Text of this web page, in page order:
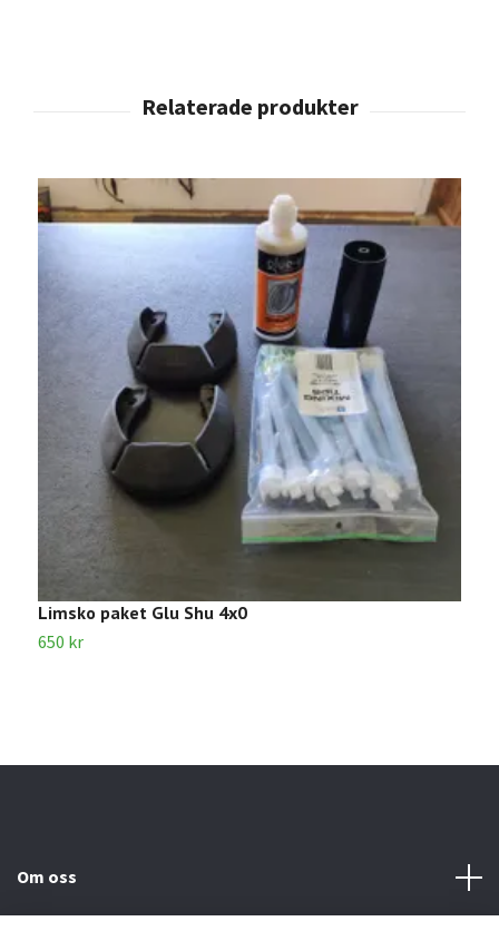
Limsko paket Glu Shu 4x0
650 kr
Om oss